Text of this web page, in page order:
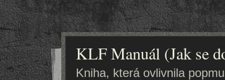
KLF Manuál (Jak se
Kniha, která ovlivnila